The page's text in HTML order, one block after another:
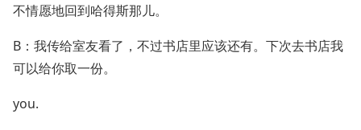
不情愿地回到哈得斯那儿。
B：我传给室友看了，不过书店里应该还有。下次去书店我
可以给你取一份。
you.